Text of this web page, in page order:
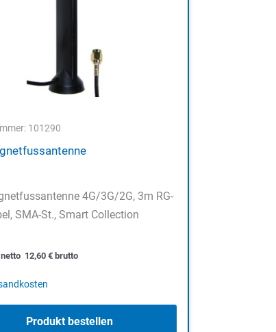
101290
4G/3G/2G, 3m RG-
SMA-St., Smart Collection
netto 12,60€ brutto
Produkt bestellen